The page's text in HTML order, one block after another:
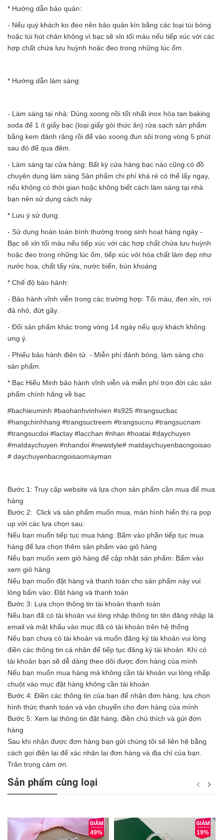
* Hướng dẫn bảo quản:
- Nếu quý khách ko đeo nên bảo quản kín bằng các loại túi bóng
hoặc túi hút chân không vì bạc sẽ xỉn tối màu nếu tiếp xúc với các
hợp chất chứa lưu huỳnh hoặc đeo trong những lúc ốm.
* Hướng dẫn làm sáng:
- Làm sáng tại nhà: Dùng xoong nồi tốt nhất inox hòa tan baking
soda để 1 ít giấy bạc (loại giấy gói thức ăn) rửa sạch sản phẩm
bằng kem đánh răng rồi để vào xoong đun sôi trong vòng 5 phút
sau đó để qua đêm.
- Làm sáng tại cửa hàng: Bất kỳ cửa hàng bạc nào cũng có đồ
chuyên dụng làm sáng Sản phẩm chi phí khá rẻ có thể lấy ngay,
nếu không có thời gian hoặc không biết cách làm sáng tại nhà
bạn nên sử dụng cách này
* Lưu ý sử dụng:
- Sử dụng hoàn toàn bình thường trong sinh hoạt hàng ngày -
Bạc sẽ xỉn tối màu nếu tiếp xúc với các hợp chất chứa lưu huỳnh
hoặc đeo trong những lúc ốm, tiếp xúc với hóa chất làm đẹp như
nước hoa, chất tẩy rửa, nước biển, bùn khoáng
* Chế độ bảo hành:
- Bảo hành vĩnh viễn trong các trường hợp: Tối màu, đen xỉn, rơi
đá nhỏ, đứt gãy.
- Đổi sản phẩm khác trong vòng 14 ngày nếu quý khách không
ưng ý.
- Phiếu bảo hành điện tử. - Miễn phí đánh bóng, làm sáng cho
sản phẩm.
* Bạc Hiểu Minh bảo hành vĩnh viễn và miễn phí trọn đời các sản
phẩm chính hãng về bạc
#bachieuminh #baohanhvinhvien #s925 #trangsucbac
#hangchinhhang #trangsuctreem #trangsucnu #trangsucnam
#trangsucdoi #lactay #lacchan #nhan #hoatai #daychuyen
#matdaychuyen #nhandoi #newstyle# matdaychuyenbacngoisao
# daychuyenbacngoisaomayman
Bước 1: Truy cập website và lựa chọn sản phẩm cần mua để mua
hàng
Bước 2: Click và sản phẩm muốn mua, màn hình hiển thị ra pop
up với các lựa chọn sau:
Nếu bạn muốn tiếp tục mua hàng: Bấm vào phần tiếp tục mua
hàng để lựa chọn thêm sản phẩm vào giỏ hàng
Nếu bạn muốn xem giỏ hàng để cập nhật sản phẩm: Bấm vào
xem giỏ hàng
Nếu bạn muốn đặt hàng và thanh toán cho sản phẩm này vui
lòng bấm vào: Đặt hàng và thanh toán
Bước 3: Lựa chọn thông tin tài khoản thanh toán
Nếu bạn đã có tài khoản vui lòng nhập thông tin tên đăng nhập là
email và mật khẩu vào mục đã có tài khoản trên hệ thống
Nếu bạn chưa có tài khoản và muốn đăng ký tài khoản vui lòng
điền các thông tin cá nhân để tiếp tục đăng ký tài khoản. Khi có
tài khoản bạn sẽ dễ dàng theo dõi được đơn hàng của mình
Nếu bạn muốn mua hàng mà không cần tài khoản vui lòng nhấp
chuột vào mục đặt hàng không cần tài khoản
Bước 4: Điền các thông tin của bạn để nhận đơn hàng, lựa chọn
hình thức thanh toán và vận chuyển cho đơn hàng của mình
Bước 5: Xem lại thông tin đặt hàng, điền chú thích và gửi đơn
hàng
Sau khi nhận được đơn hàng bạn gửi chúng tôi sẽ liên hệ bằng
cách gọi điện lại để xác nhận lại đơn hàng và địa chỉ của bạn.
Trân trọng cảm ơn.
Sản phẩm cùng loại
49% 19%